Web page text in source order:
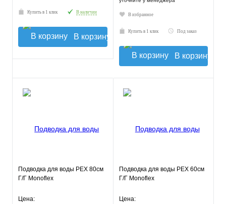
Купить в 1 клик В наличии
В корзину
В избранное
Купить в 1 клик Под заказ
В корзину
Подводка для воды РЕХ 80см
Г/Г Monoflex
Цена:
Подводка для воды РЕХ 60см
Г/Г Monoflex
Цена: